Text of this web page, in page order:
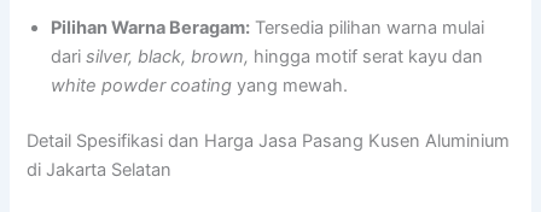
Pilihan Warna Beragam: Tersedia pilihan warna mulai
darisilver, black, brown, hingga motif serat kayu dan
white powder coating yang mewah.
Detail Spesifikasi dan Harga Jasa Pasang Kusen Aluminium
di Jakarta Selatan